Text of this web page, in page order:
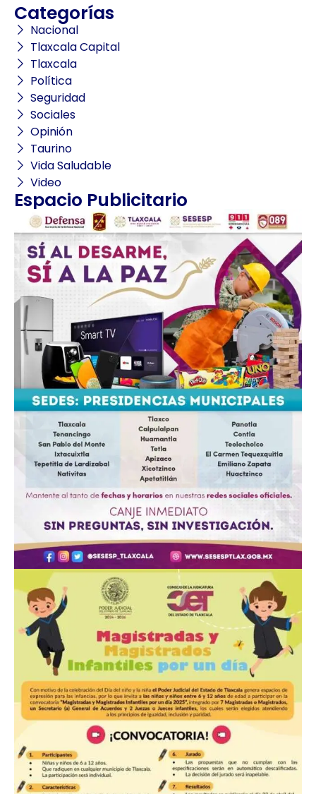
Categorías
Nacional
Tlaxcala Capital
Tlaxcala
Política
Seguridad
Sociales
Opinión
Taurino
Vida Saludable
Video
Espacio Publicitario